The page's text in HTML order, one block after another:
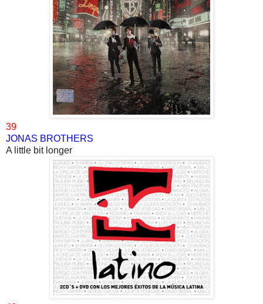
39
JONAS BROTHERS
A little bit longer